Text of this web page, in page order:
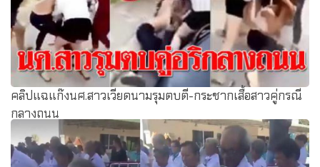
คลิปแฉแก๊งนศ.สาวเวียดนามรุมตบตี-กระชากเสื้อสาวคู่กรณี
กลางถนน